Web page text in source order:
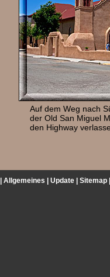
Auf dem Weg nach
der Old San Miguel
den Highway
Allgemeines Update Sitemap